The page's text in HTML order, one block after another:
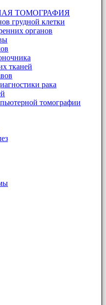
ТОМОГРАФИЯ
грудной клетки
органов
тканей
рака
томографии